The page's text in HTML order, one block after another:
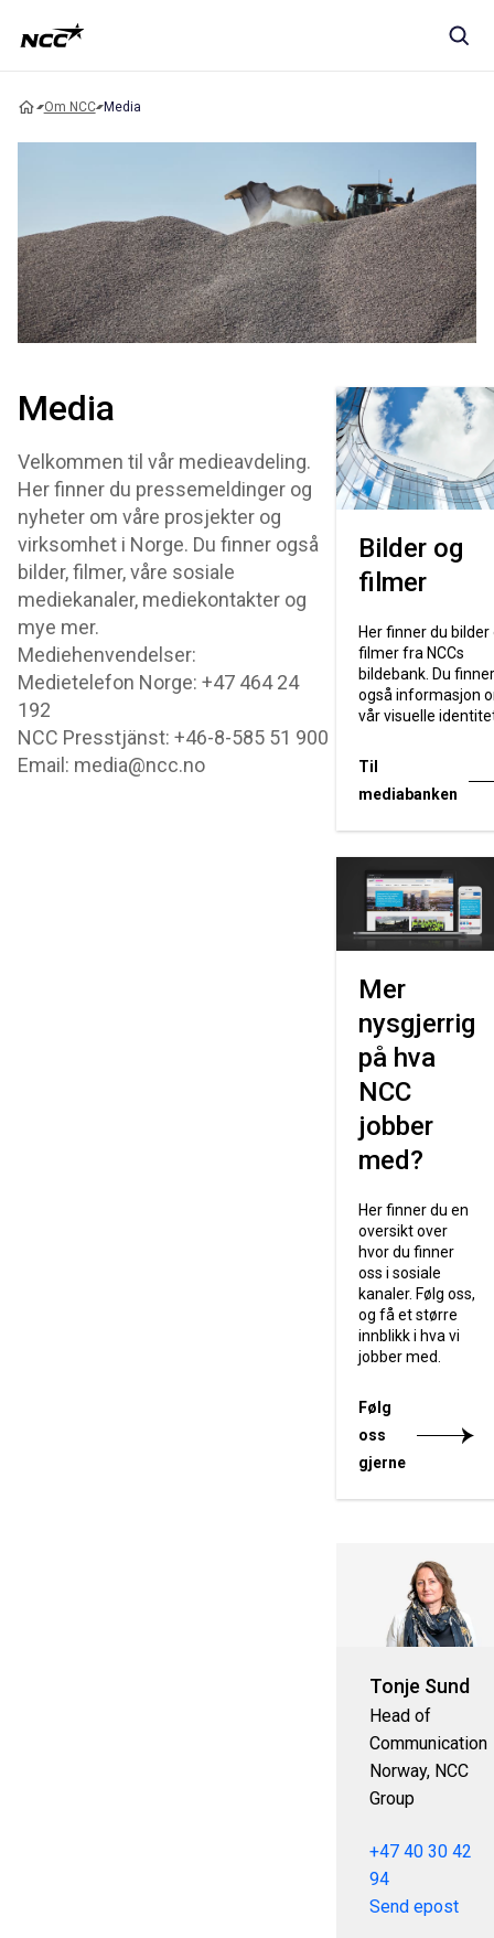
Om NCC Media
Media
Velkommen til vår medieavdeling.
Her finner du pressemeldinger og
nyheter om våre prosjekter og
virksomhet i Norge. Du finner også
bilder, filmer, våre sosiale
mediekanaler, mediekontakter og
mye mer.
Mediehenvendelser:
Medietelefon Norge: +47 464 24
192
NCC Presstjänst: +46-8-585 51 900
Email: media@ncc.no
Bilder og
filmer
Her finner du bilder
filmer fra NCCs
bildebank. Du finner
også informasjon
vår visuelle
Til
mediabanken
Mer
nysgjerrig
på hva
NCC
jobber
med?
Her finner du en
oversikt over
hvor du finner
oss i sosiale
kanaler. Følg oss,
og få et større
innblikk i hva vi
jobber med.
Følg
oss
gjerne
Tonje Sund
Head of
Communication
Norway, NCC
Group
+47 40 30 42
94
Send epost